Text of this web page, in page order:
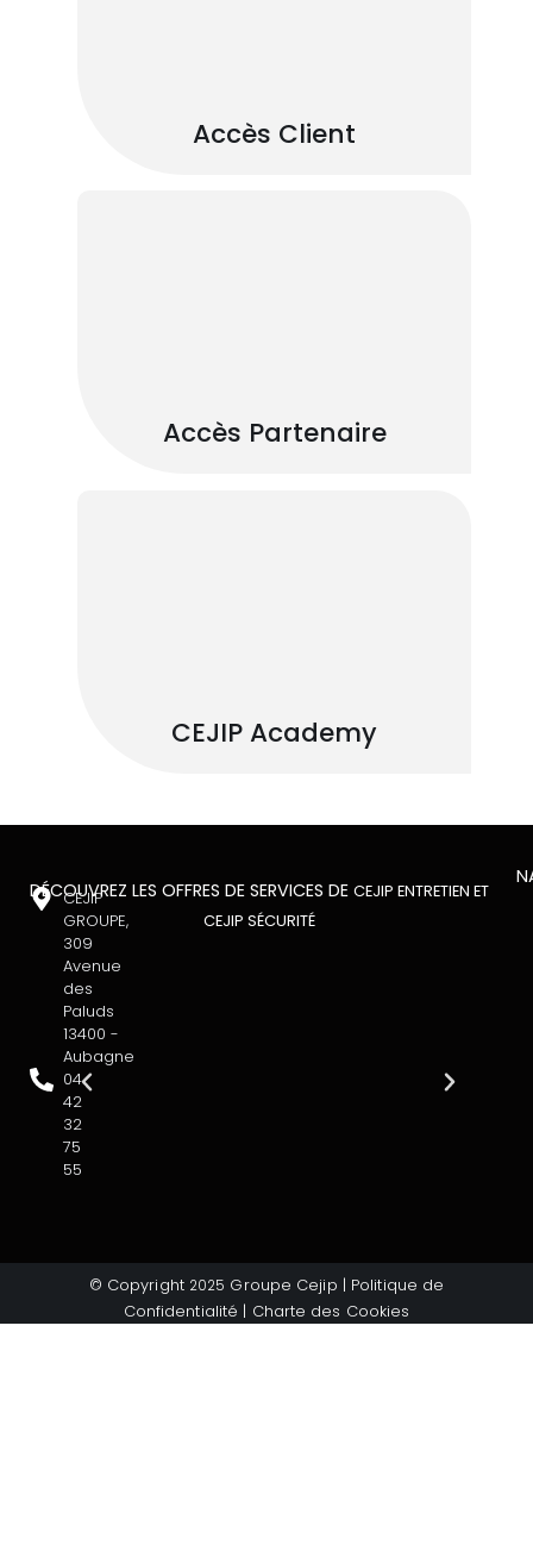
Accès Client
Accès Partenaire
CEJIP Academy
CEJIP
GROUPE,
309
Avenue
des
Paluds
13400 -
Aubagne
04
42
32
75
55
DÉCOUVREZ LES OFFRES DE SERVICES DE CEJIP ENTRETIEN ET
CEJIP SÉCURITÉ
© Copyright 2025 Groupe Cejip | Politique de
Confidentialité | Charte des Cookies